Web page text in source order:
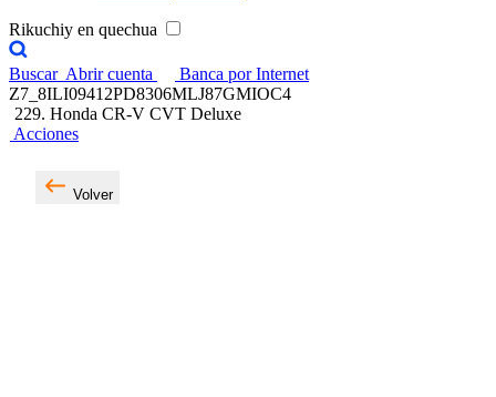
Rikuchiy en quechua
Buscar Abrir cuenta
Banca por Internet
Z7_8ILI09412PD8306MLJ87GMIOC4
229. Honda CR-V CVT Deluxe
Acciones
Volver